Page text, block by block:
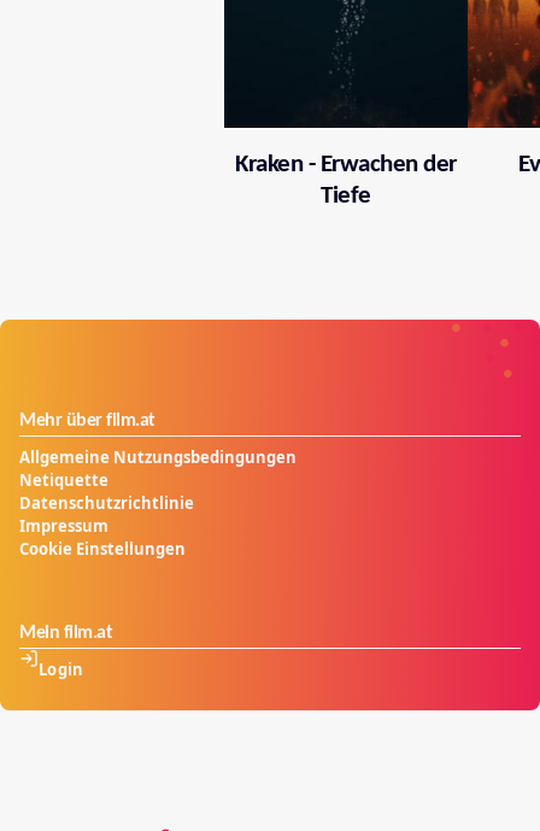
Kraken - Erwachen der
Tiefe
Mehr über film.at
Allgemeine Nutzungsbedingungen
Netiquette
Datenschutzrichtlinie
Impressum
Cookie Einstellungen
Mein film.at
Login